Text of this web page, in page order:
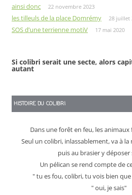
ainsi donc 22 novembre 2023
les tilleuls de la place Domrémy 28 juillet
SOS d’une terrienne motiV 17 mai 2020
Si colibri serait une secte, alors
autant
HISTOIRE DU COLIBRI
Dans une forêt en feu, les
Seul un colibri, inlassablement, va à
puis au brasier y
Un pélican se rend compte de
" tu es fou, colibri, tu vois bien
" oui, je sais"